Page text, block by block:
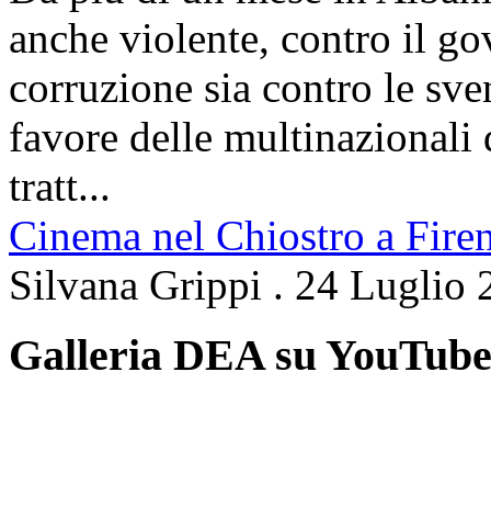
anche violente, contro il
corruzione sia contro le
favore delle multinazionali
tratt...
Cinema nel Chiostro a
Silvana Grippi . 24 Luglio
Galleria DEA su YouTube